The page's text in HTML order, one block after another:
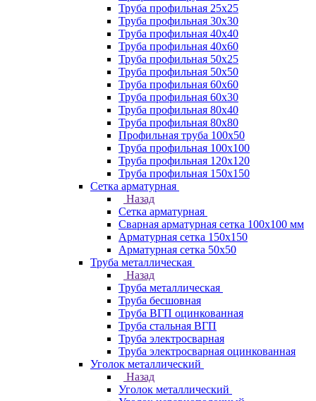
Труба профильная 25х25
Труба профильная 30x30
Труба профильная 40х40
Труба профильная 40х60
Труба профильная 50х25
Труба профильная 50х50
Труба профильная 60x60
Труба профильная 60х30
Труба профильная 80х40
Труба профильная 80х80
Профильная труба 100х50
Труба профильная 100х100
Труба профильная 120х120
Труба профильная 150х150
Сетка арматурная
Назад
Сетка арматурная
Сварная арматурная сетка 100х100 мм
Арматурная сетка 150х150
Арматурная сетка 50х50
Труба металлическая
Назад
Труба металлическая
Труба бесшовная
Труба ВГП оцинкованная
Труба стальная ВГП
Труба электросварная
Труба электросварная оцинкованная
Уголок металлический
Назад
Уголок металлический